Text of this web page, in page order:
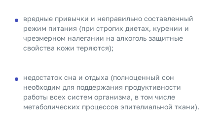
вредные привычки и неправильно составленный
режим питания (при строгих диетах, курении и
чрезмерном налегании на алкоголь защитные
свойства кожи теряются);
недостаток сна и отдыха (полноценный сон
необходим для поддержания продуктивности
работы всех систем организма, в том числе
метаболических процессов эпителиальной ткани).